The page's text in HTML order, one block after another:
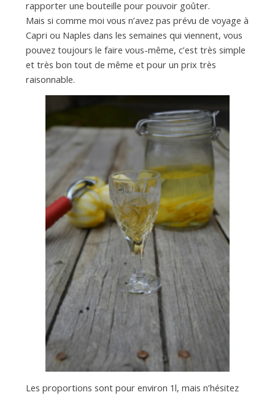
rapporter une bouteille pour pouvoir goûter.
Mais si comme moi vous n’avez pas prévu de voyage à
Capri ou Naples dans les semaines qui viennent, vous
pouvez toujours le faire vous-même, c’est très simple
et très bon tout de même et pour un prix très
raisonnable.
Les proportions sont pour environ 1l, mais n’hésitez